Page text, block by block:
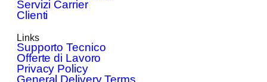
Servizi Carrier
Clienti
Links
Supporto Tecnico
Offerte di Lavoro
Privacy Policy
General Delivery Terms